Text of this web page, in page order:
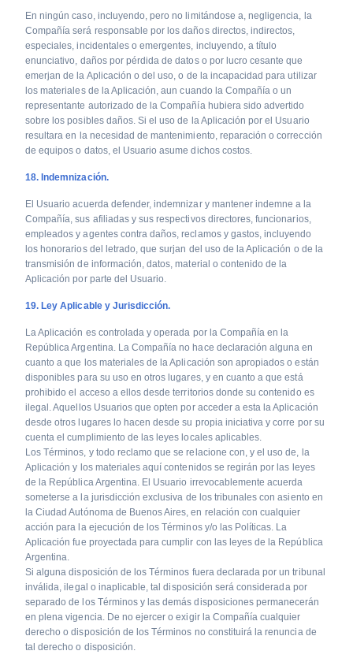
En ningún caso, incluyendo, pero no limitándose a, negligencia, la
Compañía será responsable por los daños directos, indirectos,
especiales, incidentales o emergentes, incluyendo, a título
enunciativo, daños por pérdida de datos o por lucro cesante que
emerjan de la Aplicación o del uso, o de la incapacidad para utilizar
los materiales de la Aplicación, aun cuando la Compañía o un
representante autorizado de la Compañía hubiera sido advertido
sobre los posibles daños. Si el uso de la Aplicación por el Usuario
resultara en la necesidad de mantenimiento, reparación o corrección
de equipos o datos, el Usuario asume dichos costos.
18. Indemnización.
El Usuario acuerda defender, indemnizar y mantener indemne a la
Compañía, sus afiliadas y sus respectivos directores, funcionarios,
empleados y agentes contra daños, reclamos y gastos, incluyendo
los honorarios del letrado, que surjan del uso de la Aplicación o de la
transmisión de información, datos, material o contenido de la
Aplicación por parte del Usuario.
19. Ley Aplicable y Jurisdicción.
La Aplicación es controlada y operada por la Compañía en la
República Argentina. La Compañía no hace declaración alguna en
cuanto a que los materiales de la Aplicación son apropiados o están
disponibles para su uso en otros lugares, y en cuanto a que está
prohibido el acceso a ellos desde territorios donde su contenido es
ilegal. Aquellos Usuarios que opten por acceder a esta la Aplicación
desde otros lugares lo hacen desde su propia iniciativa y corre por su
cuenta el cumplimiento de las leyes locales aplicables.
Los Términos, y todo reclamo que se relacione con, y el uso de, la
Aplicación y los materiales aquí contenidos se regirán por las leyes
de la República Argentina. El Usuario irrevocablemente acuerda
someterse a la jurisdicción exclusiva de los tribunales con asiento en
la Ciudad Autónoma de Buenos Aires, en relación con cualquier
acción para la ejecución de los Términos y/o las Políticas. La
Aplicación fue proyectada para cumplir con las leyes de la República
Argentina.
Si alguna disposición de los Términos fuera declarada por un tribunal
inválida, ilegal o inaplicable, tal disposición será considerada por
separado de los Términos y las demás disposiciones permanecerán
en plena vigencia. De no ejercer o exigir la Compañía cualquier
derecho o disposición de los Términos no constituirá la renuncia de
tal derecho o disposición.